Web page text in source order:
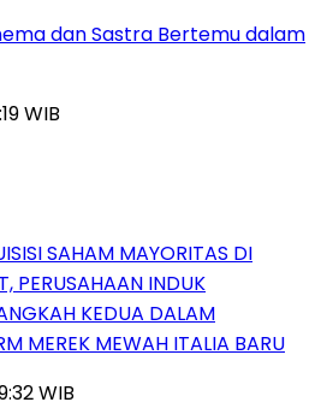
dan Sastra Bertemu dalam
WIB
SAHAM MAYORITAS DI
PERUSAHAAN INDUK
KEDUA DALAM
MEREK MEWAH ITALIA BARU
WIB